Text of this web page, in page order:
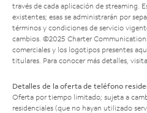
través de cada aplicación de streaming.
existentes; esas se administrarán por
términos y condiciones de servicio
cambios. ©2025 Charter
comerciales y los logotipos presentes
titulares. Para conocer más detalles, visita
Detalles de la oferta de teléfono
Oferta por tiempo limitado; sujeta a
residenciales (que no hayan utilizado